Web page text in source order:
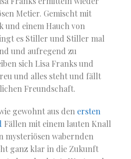
Metier. Gemischt mit
und einem Hauch von
es Stiller und Stiller mal
und aufregend zu
sich Lisa Franks und
und alles steht und fällt
Freundschaft.
gewohnt aus den ersten
Fällen mit einem lauten Knall
mysteriösen wabernden
ganz klar in die Zukunft